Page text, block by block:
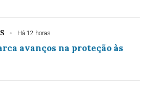
Há 12 horas
avanços na proteção às